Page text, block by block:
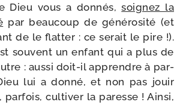
Dieu vous a don­nés,soi­gnez la
par beau­coup de géné­ro­si­té (et
de le flat­ter : ce serait le pire !).
sou­vent un enfant qui a plus de
: aus­si doit-​il apprendre à par­
lui a don­né, et non pas jouir
par­fois, culti­ver la paresse ! Ainsi,